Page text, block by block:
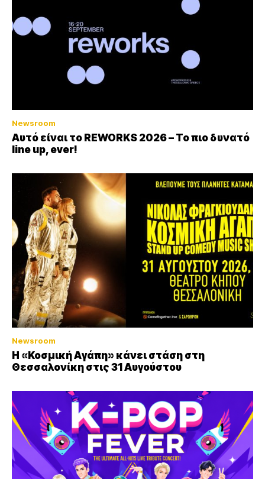
Newsroom
Αυτό είναι το REWORKS 2026 – Το πιο δυνατό
line up, ever!
Newsroom
Η «Κοσμική Αγάπη» κάνει στάση στη
Θεσσαλονίκη στις 31 Αυγούστου